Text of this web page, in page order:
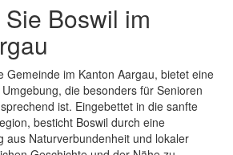
Boswil im
Gemeinde im Kanton Aargau, bietet eine
die besonders für Senioren
ist. Eingebettet in die sanfte
besticht Boswil durch eine
aus Naturverbundenheit und lokaler